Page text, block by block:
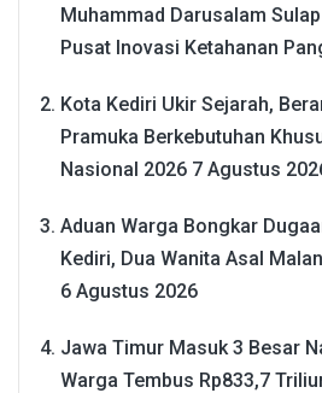
Muhammad Darusalam
Pusat Inovasi Ketahanan
Kota Kediri Ukir Sejarah,
Pramuka Berkebutuhan
Nasional 2026 7 Agustus
Aduan Warga Bongkar
Kediri, Dua Wanita Asal
6 Agustus 2026
Jawa Timur Masuk 3 Besar
Warga Tembus Rp833,7